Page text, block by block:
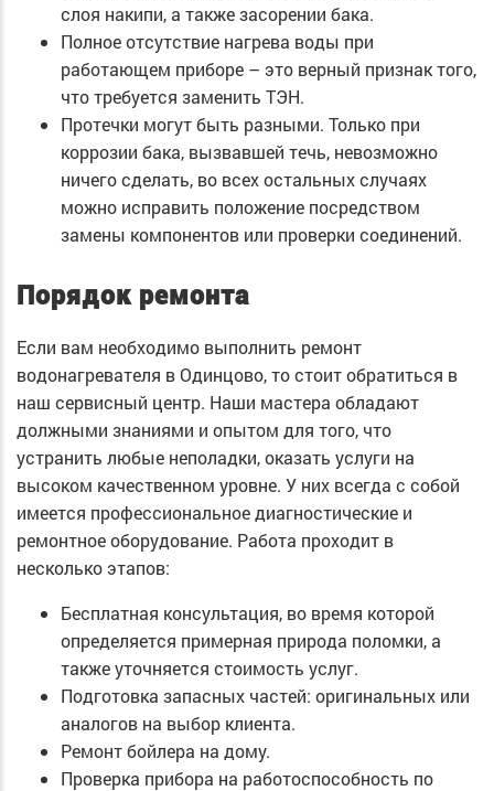
слоя накипи, а также засорении бака.
Полное отсутствие нагрева воды при
работающем приборе – это верный признак того,
что требуется заменить ТЭН.
Протечки могут быть разными. Только при
коррозии бака, вызвавшей течь, невозможно
ничего сделать, во всех остальных случаях
можно исправить положение посредством
замены компонентов или проверки соединений.
Порядок ремонта
Если вам необходимо выполнить ремонт
водонагревателя в Одинцово, то стоит обратиться в
наш сервисный центр. Наши мастера обладают
должными знаниями и опытом для того, что
устранить любые неполадки, оказать услуги на
высоком качественном уровне. У них всегда с собой
имеется профессиональное диагностические и
ремонтное оборудование. Работа проходит в
несколько этапов:
Бесплатная консультация, во время которой
определяется примерная природа поломки, а
также уточняется стоимость услуг.
Подготовка запасных частей: оригинальных или
аналогов на выбор клиента.
Ремонт бойлера на дому.
Проверка прибора на работоспособность по